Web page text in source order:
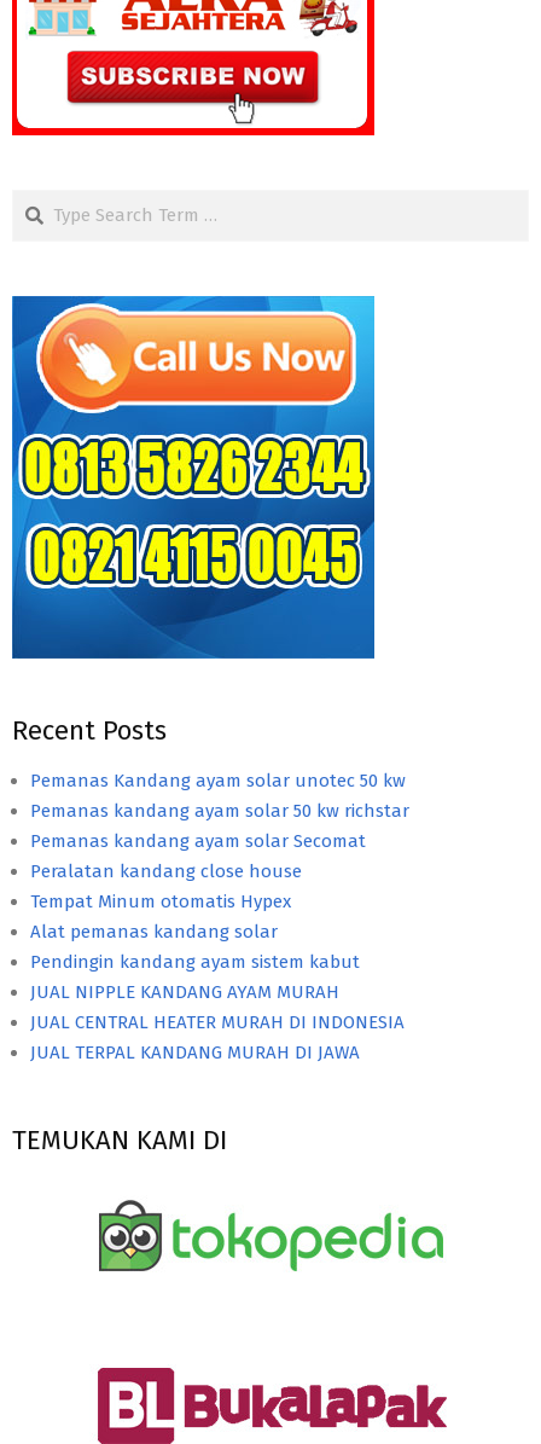
Search
Recent Posts
Pemanas Kandang ayam solar unotec 50 kw
Pemanas kandang ayam solar 50 kw richstar
Pemanas kandang ayam solar Secomat
Peralatan kandang close house
Tempat Minum otomatis Hypex
Alat pemanas kandang solar
Pendingin kandang ayam sistem kabut
JUAL NIPPLE KANDANG AYAM MURAH
JUAL CENTRAL HEATER MURAH DI INDONESIA
JUAL TERPAL KANDANG MURAH DI JAWA
TEMUKAN KAMI DI